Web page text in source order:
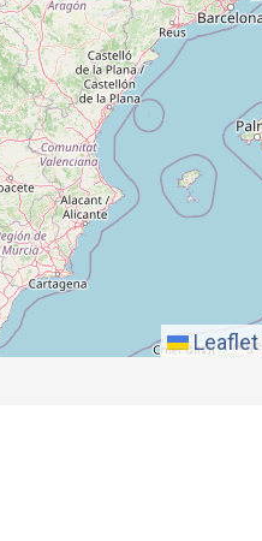
Leaflet